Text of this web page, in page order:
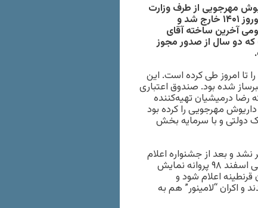
مهرجویی از طرف وزارت
فرهنگ و ارشاد اسلامی، این فیلم به شکل رسمی از ترکیب اکران نوروز ۱۴۰۱ خارج شد و
آخرین ساخته آقای
که دو سال از صدور مجوز
فراوانی را تا امروز طی کرده است. این
شده بود. صندوق اعتباری
رضا درمیشیان تهیه‌کننده
سوابق” داریوش مهرجویی را کرده بود
دولتی و با سرمایه بخش
و بعد از جشنواره اعلام
شد در اکران نوروز ۱۳۹۹ روی پرده می‌رود. آخرین ساخته آقای مهرجویی اسفند ۹۸ پروانه نمایش
کووید-۱۹ باعث شد فروردین ۹۹ در ایران قرنطینه اعلام شود و
اکران “لامینور” هم به